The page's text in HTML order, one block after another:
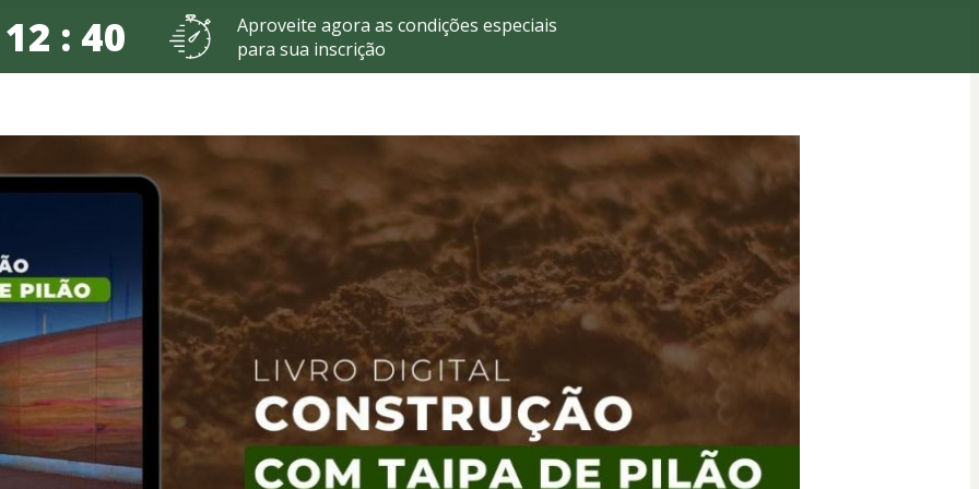
: 39
Aproveite agora as condições especiais
para sua inscrição